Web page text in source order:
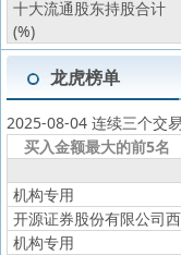
十大流通股东持股合计
(%)
龙虎榜单
2025-08-04 连续三个交
买入金额最大的前5名
机构专用
开源证券股份有限公司
机构专用